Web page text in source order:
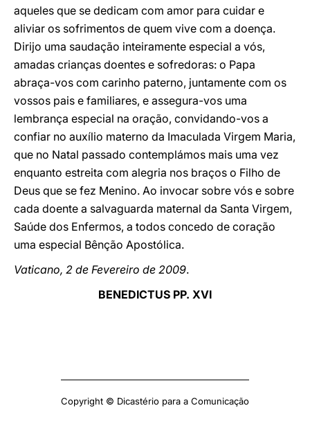
aqueles que se dedicam com amor para cuidar e
aliviar os sofrimentos de quem vive com a doença.
Dirijo uma saudação inteiramente especial a vós,
amadas crianças doentes e sofredoras: o Papa
abraça-vos com carinho paterno, juntamente com os
vossos pais e familiares, e assegura-vos uma
lembrança especial na oração, convidando-vos a
confiar no auxílio materno da Imaculada Virgem Maria,
que no Natal passado contemplámos mais uma vez
enquanto estreita com alegria nos braços o Filho de
Deus que se fez Menino. Ao invocar sobre vós e sobre
cada doente a salvaguarda maternal da Santa Virgem,
Saúde dos Enfermos, a todos concedo de coração
uma especial Bênção Apostólica.
Vaticano, 2 de Fevereiro de 2009.
BENEDICTUS PP. XVI
Copyright © Dicastério para a Comunicação